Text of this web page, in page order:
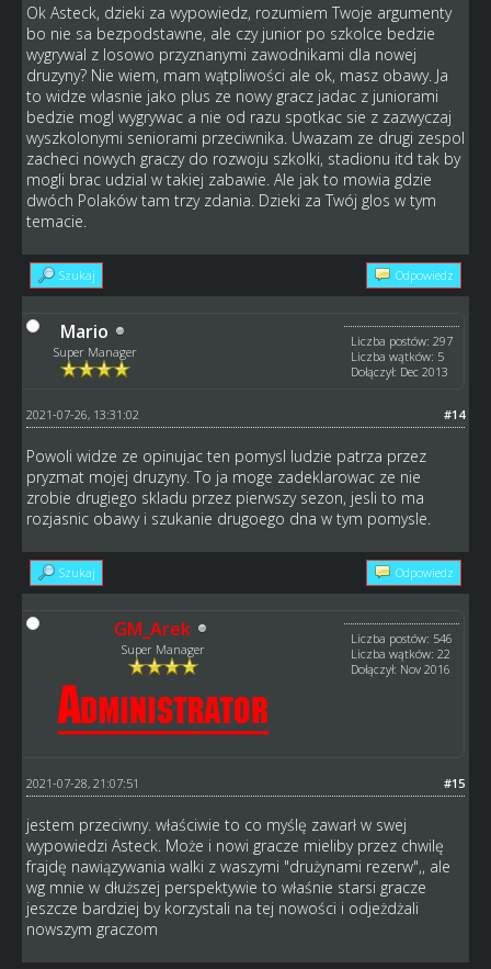
Ok Asteck, dzieki za wypowiedz, rozumiem Twoje argumenty
bo nie sa bezpodstawne, ale czy junior po szkolce bedzie
wygrywal z losowo przyznanymi zawodnikami dla nowej
druzyny? Nie wiem, mam wątpliwości ale ok, masz obawy. Ja
to widze wlasnie jako plus ze nowy gracz jadac z juniorami
bedzie mogl wygrywac a nie od razu spotkac sie z zazwyczaj
wyszkolonymi seniorami przeciwnika. Uwazam ze drugi zespol
zacheci nowych graczy do rozwoju szkolki, stadionu itd tak by
mogli brac udzial w takiej zabawie. Ale jak to mowia gdzie
dwóch Polaków tam trzy zdania. Dzieki za Twój glos w tym
temacie.
Szukaj Odpowiedz
Mario
Super Manager
Liczba postów: 297
Liczba wątków: 5
Dołączył: Dec 2013
#14
2021-07-26, 13:31:02
Powoli widze ze opinujac ten pomysl ludzie patrza przez
pryzmat mojej druzyny. To ja moge zadeklarowac ze nie
zrobie drugiego skladu przez pierwszy sezon, jesli to ma
rozjasnic obawy i szukanie drugoego dna w tym pomysle.
Szukaj Odpowiedz
GM_Arek
Super Manager
Liczba postów: 546
Liczba wątków: 22
Dołączył: Nov 2016
#15
2021-07-28, 21:07:51
jestem przeciwny. właściwie to co myślę zawarł w swej
wypowiedzi Asteck. Może i nowi gracze mieliby przez chwilę
frajdę nawiązywania walki z waszymi "drużynami rezerw",, ale
wg mnie w dłuższej perspektywie to właśnie starsi gracze
jeszcze bardziej by korzystali na tej nowości i odjeżdżali
nowszym graczom